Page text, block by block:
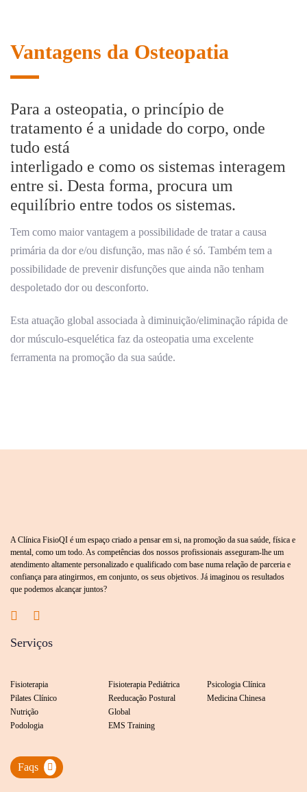
Vantagens da Osteopatia
Para a osteopatia, o princípio de
tratamento é a unidade do corpo, onde
tudo está
interligado e como os sistemas interagem
entre si. Desta forma, procura um
equilíbrio entre todos os sistemas.
Tem como maior vantagem a possibilidade de tratar a causa
primária da dor e/ou disfunção, mas não é só. Também tem a
possibilidade de prevenir disfunções que ainda não tenham
despoletado dor ou desconforto.
Esta atuação global associada à diminuição/eliminação rápida de
dor músculo-esquelética faz da osteopatia uma excelente
ferramenta na promoção da sua saúde.
A Clínica FisioQI é um espaço criado a pensar em si, na promoção da sua saúde, física e
mental, como um todo. As competências dos nossos profissionais asseguram-lhe um
atendimento altamente personalizado e qualificado com base numa relação de parceria e
confiança para atingirmos, em conjunto, os seus objetivos. Já imaginou os resultados
que podemos alcançar juntos?
Serviços
Fisioterapia
Pilates Clínico
Nutrição
Podologia
Fisioterapia Pediátrica
Reeducação Postural
Global
EMS Training
Psicologia Clínica
Medicina Chinesa
Faqs